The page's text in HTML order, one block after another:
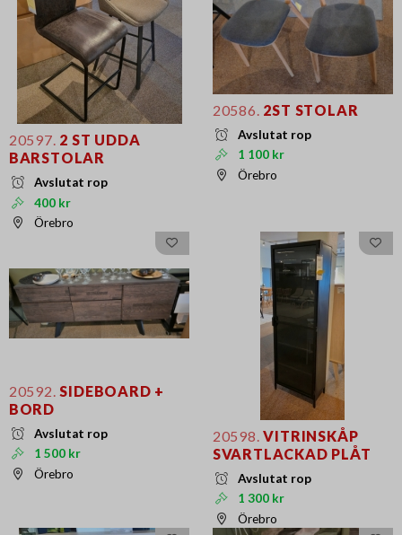
20597. 2 ST UDDA
BARSTOLAR
Avslutat rop
400 kr
Örebro
20586. 2ST STOLAR
Avslutat rop
1 100 kr
Örebro
20592. SIDEBOARD +
BORD
Avslutat rop
1 500 kr
Örebro
20598. VITRINSKÅP
SVARTLACKAD PLÅT
Avslutat rop
1 300 kr
Örebro